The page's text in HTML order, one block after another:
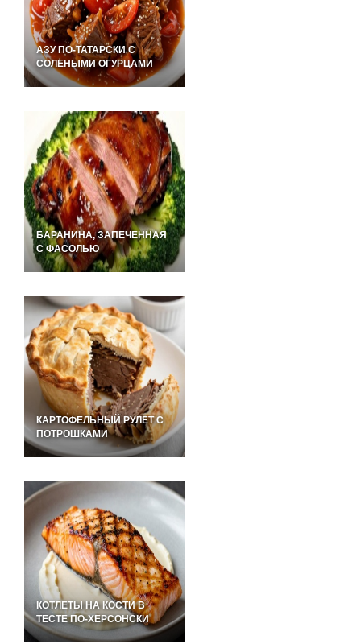
АЗУ ПО-ТАТАРСКИ С
СОЛЕНЫМИ ОГУРЦАМИ
БАРАНИНА, ЗАПЕЧЕННАЯ
С ФАСОЛЬЮ
КАРТОФЕЛЬНЫЙ РУЛЕТ С
ПОТРОШКАМИ
КОТЛЕТЫ НА КОСТИ В
ТЕСТЕ ПО-ХЕРСОНСКИ